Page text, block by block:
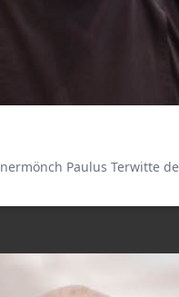
Paulus Terwitte